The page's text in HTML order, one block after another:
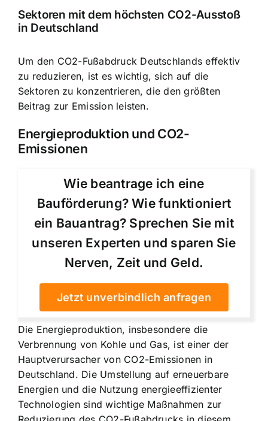
Sektoren mit dem höchsten CO2-Ausstoß
in Deutschland
Um den CO2-Fußabdruck Deutschlands effektiv
zu reduzieren, ist es wichtig, sich auf die
Sektoren zu konzentrieren, die den größten
Beitrag zur Emission leisten.
Energieproduktion und CO2-
Emissionen
Wie beantrage ich eine
Bauförderung? Wie funktioniert
ein Bauantrag? Sprechen Sie mit
unseren Experten und sparen Sie
Nerven, Zeit und Geld.
Jetzt unverbindlich anfragen
Die Energieproduktion, insbesondere die
Verbrennung von Kohle und Gas, ist einer der
Hauptverursacher von CO2-Emissionen in
Deutschland. Die Umstellung auf erneuerbare
Energien und die Nutzung energieeffizienter
Technologien sind wichtige Maßnahmen zur